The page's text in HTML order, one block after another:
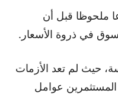
ملحوظا قبل أن
في ذروة الأسعار.
حيث لم تعد الأزمات
المستثمرين عوامل